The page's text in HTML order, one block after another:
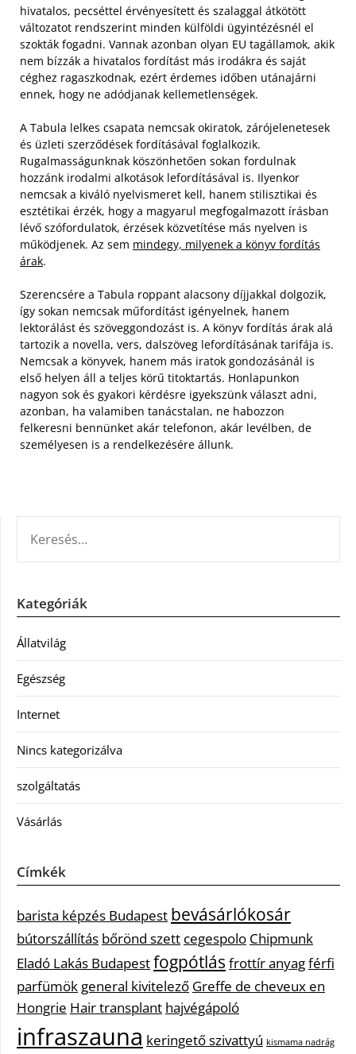
hivatalos, pecséttel érvényesített és szalaggal átkötött
változatot rendszerint minden külföldi ügyintézésnél el
szokták fogadni. Vannak azonban olyan EU tagállamok, akik
nem bízzák a hivatalos fordítást más irodákra és saját
céghez ragaszkodnak, ezért érdemes időben utánajárni
ennek, hogy ne adódjanak kellemetlenségek.
A Tabula lelkes csapata nemcsak okiratok, zárójelenetesek
és üzleti szerződések fordításával foglalkozik.
Rugalmasságunknak köszönhetően sokan fordulnak
hozzánk irodalmi alkotások lefordításával is. Ilyenkor
nemcsak a kiváló nyelvismeret kell, hanem stilisztikai és
esztétikai érzék, hogy a magyarul megfogalmazott írásban
lévő szófordulatok, érzések közvetítése más nyelven is
működjenek. Az sem mindegy, milyenek a könyv fordítás
árak.
Szerencsére a Tabula roppant alacsony díjjakkal dolgozik,
így sokan nemcsak műfordítást igényelnek, hanem
lektorálást és szöveggondozást is. A könyv fordítás árak alá
tartozik a novella, vers, dalszöveg lefordításának tarifája is.
Nemcsak a könyvek, hanem más iratok gondozásánál is
első helyen áll a teljes körű titoktartás. Honlapunkon
nagyon sok és gyakori kérdésre igyekszünk választ adni,
azonban, ha valamiben tanácstalan, ne habozzon
felkeresni bennünket akár telefonon, akár levélben, de
személyesen is a rendelkezésére állunk.
Kategóriák
Állatvilág
Egészség
Internet
Nincs kategorizálva
szolgáltatás
Vásárlás
Címkék
barista képzés Budapest bevásárlókosár
bútorszállítás bőrönd szett cegespolo Chipmunk
Eladó Lakás Budapestfogpótlás frottír anyagférfi
parfümök general kivitelező Greffe de cheveux en
Hongrie Hair transplant hajvégápoló
infraszauna keringető szivattyú kismama nadrág